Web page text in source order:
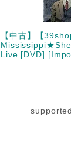
【中古】【
Live [DVD]